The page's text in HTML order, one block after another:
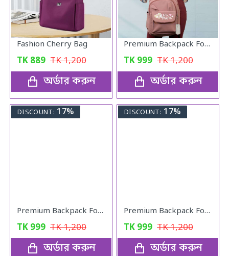
Fashion Cherry Bag
TK 889 TK1,200
অর্ডার করুন
Premium Backpack For Girls (copy colour)
TK 999 TK1,200
অর্ডার করুন
DISCOUNT: 17%
Premium Backpack For Girls (black colour)
TK 999 TK1,200
অর্ডার করুন
DISCOUNT: 17%
Premium Backpack For Girls (Peach Pink)
TK 999 TK1,200
অর্ডার করুন